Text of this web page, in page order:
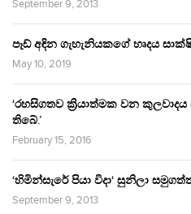
September 9, 2013
පෑඩ් අඳින ගැහැනියකගේ හෘදය
May 10, 2019
‘රහසිගතව ක්‍රියාත්මක වන
තිබේ.’
February 15, 2016
‘හිමින්සැරේ පියා විදා‘ සුනිලා
September 9, 2013